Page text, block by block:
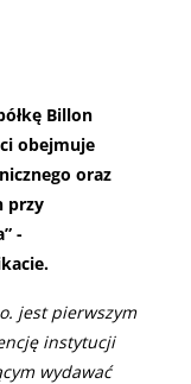
Billon
obejmuje
oraz
przy
-
jest pierwszym
instytucji
wydawać